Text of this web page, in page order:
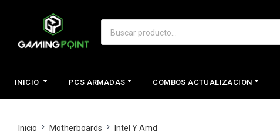
INICIO PCS ARMADAS COMBOS ACTUALIZACION
Inicio Motherboards Intel Y Amd